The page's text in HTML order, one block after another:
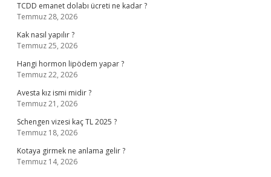
TCDD emanet dolabı ücreti ne kadar ?
Temmuz 28, 2026
Kak nasıl yapılır ?
Temmuz 25, 2026
Hangi hormon lipödem yapar ?
Temmuz 22, 2026
Avesta kız ismi midir ?
Temmuz 21, 2026
Schengen vizesi kaç TL 2025 ?
Temmuz 18, 2026
Kotaya girmek ne anlama gelir ?
Temmuz 14, 2026